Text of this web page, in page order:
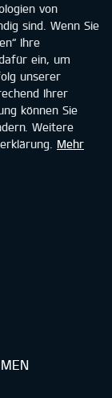
70 %. Die
MHEV-
Wie du
wirken
Weitere
von
sind. Wenn Sie
Ihre
ein, um
unserer
Ihrer
können Sie
Weitere
Mehr